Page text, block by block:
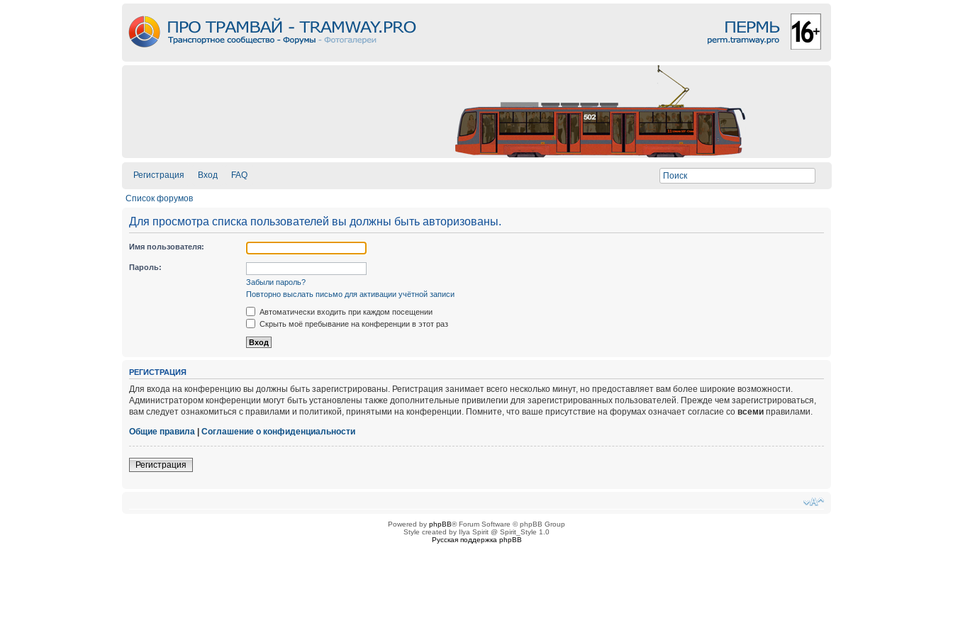
Регистрация Вход FAQ
Список форумов
Для просмотра списка пользователей вы должны быть авторизованы.
Имя пользователя:
Пароль:
Забыли пароль?
Повторно выслать письмо для активации учётной записи
Автоматически входить при каждом посещении
Скрыть моё пребывание на конференции в этот раз
РЕГИСТРАЦИЯ
Для входа на конференцию вы должны быть зарегистрированы. Регистрация занимает всего несколько минут, но предоставляет вам более широкие возможности.
Администратором конференции могут быть установлены также дополнительные привилегии для зарегистрированных пользователей. Прежде чем зарегистрироваться,
вам следует ознакомиться с правилами и политикой, принятыми на конференции. Помните, что ваше присутствие на форумах означает согласие со всеми правилами.
Общие правила | Соглашение о конфиденциальности
Регистрация
Powered by phpBB® Forum Software © phpBB Group
Style created by Ilya Spirit @ Spirit_Style 1.0
Русская поддержка phpBB